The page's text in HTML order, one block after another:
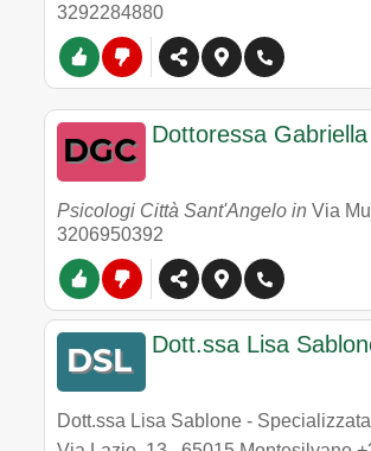
3292284880
Dottoressa
Psicologi Città Sant'Angelo in Via
3206950392
Dott.ssa Lisa
Dott.ssa Lisa Sablone -